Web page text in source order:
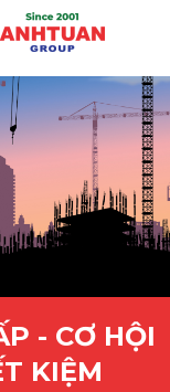
- CƠ HỘI
KIỆM